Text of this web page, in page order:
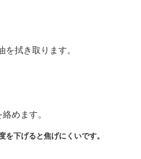
拭き取ります。
めます。
下げると焦げにくいです。